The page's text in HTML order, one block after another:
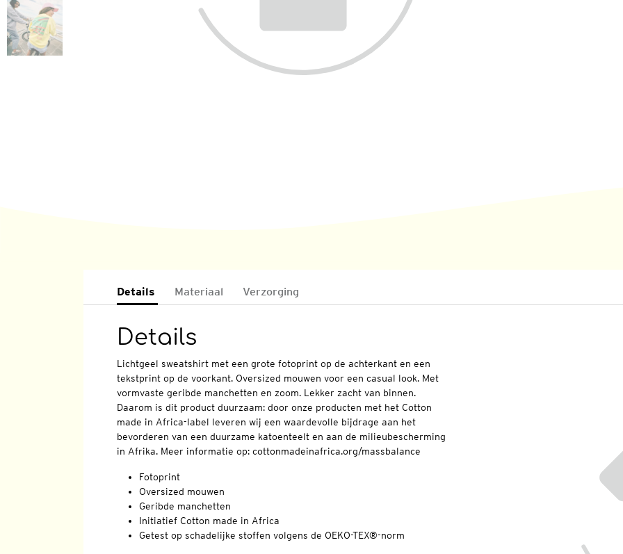
Details Materiaal Verzorging
Details
Lichtgeel sweatshirt met een grote fotoprint op de achterkant en een
tekstprint op de voorkant. Oversized mouwen voor een casual look. Met
vormvaste geribde manchetten en zoom. Lekker zacht van binnen.
Daarom is dit product duurzaam: door onze producten met het Cotton
made in Africa-label leveren wij een waardevolle bijdrage aan het
bevorderen van een duurzame katoenteelt en aan de milieubescherming
in Afrika. Meer informatie op: cottonmadeinafrica.org/massbalance
Fotoprint
Oversized mouwen
Geribde manchetten
Initiatief Cotton made in Africa
Getest op schadelijke stoffen volgens de OEKO-TEX®-norm